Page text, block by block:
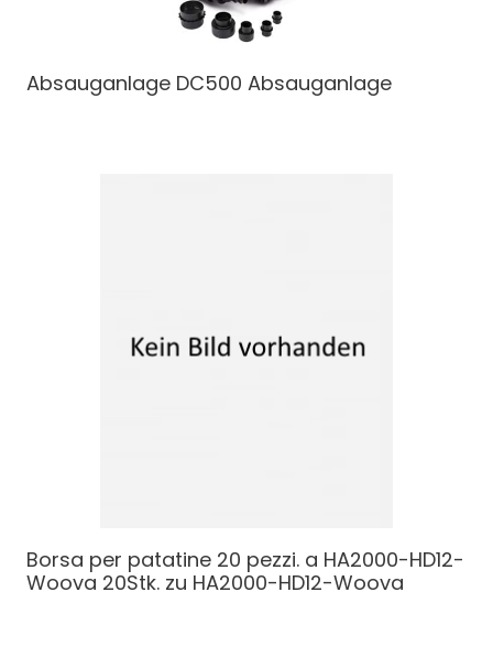
Absauganlage DC500 Absauganlage
Borsa per patatine 20 pezzi. a HA2000-HD12-
Woova 20Stk. zu HA2000-HD12-Woova